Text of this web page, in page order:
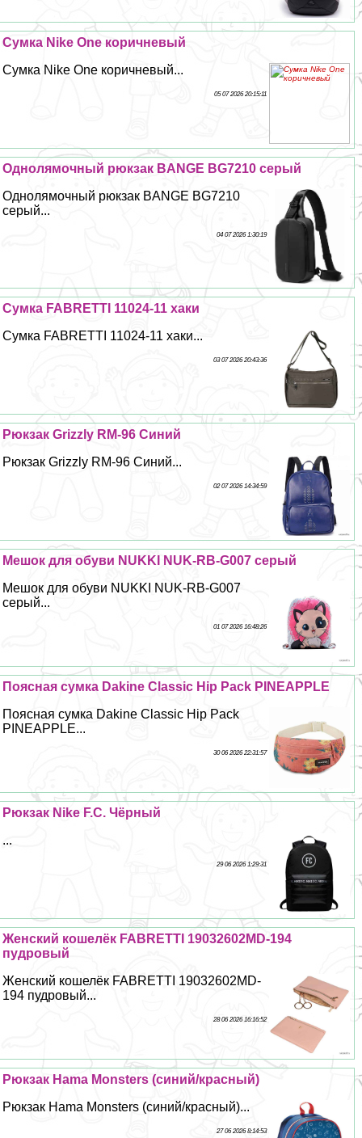
Сумка Nike One коричневый
Сумка Nike One коричневый...
05 07 2026 20:15:11
Однолямочный рюкзак BANGE BG7210 серый
Однолямочный рюкзак BANGE BG7210
серый...
04 07 2026 1:30:19
Сумка FABRETTI 11024-11 хаки
Сумка FABRETTI 11024-11 хаки...
03 07 2026 20:43:36
Рюкзак Grizzly RM-96 Синий
Рюкзак Grizzly RM-96 Синий...
02 07 2026 14:34:59
Мешок для обуви NUKKI NUK-RB-G007 серый
Мешок для обуви NUKKI NUK-RB-G007
серый...
01 07 2026 16:48:26
Поясная сумка Dakine Classic Hip Pack PINEAPPLE
Поясная сумка Dakine Classic Hip Pack
PINEAPPLE...
30 06 2026 22:31:57
Рюкзак Nike F.C. Чёрный
...
29 06 2026 1:29:31
Женский кошелёк FABRETTI 19032602MD-194
пудровый
Женский кошелёк FABRETTI 19032602MD-
194 пудровый...
28 06 2026 16:16:52
Рюкзак Hama Monsters (синий/красный)
Рюкзак Hama Monsters (синий/красный)...
27 06 2026 8:14:53